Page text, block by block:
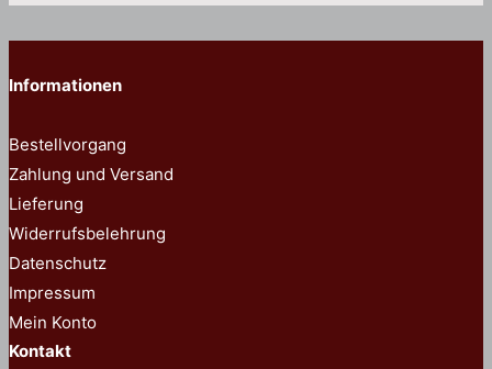
mehrere
Varianten
Informationen
Bestellvorgang
Zahlung und Versand
Lieferung
Widerrufsbelehrung
Datenschutz
Impressum
Mein Konto
Kontakt